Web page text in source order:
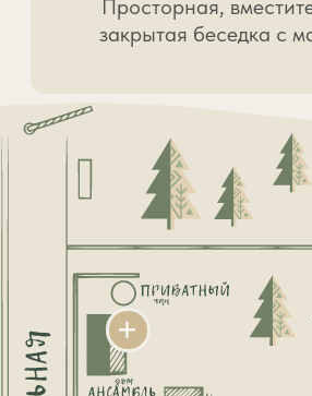
Просторная баня с террасой,
горячий чан, где вы сможете
восстановиться и расслабиться.
охраняемой территории за
шлагбаумом. Есть парковочные
WI-FI
На всей территории и в каждом
доме установлен Wi-Fi. Любая
сотовая связь ловит отлично!